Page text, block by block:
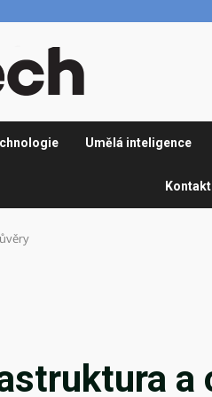
Umělá inteligence
Kontakt
a